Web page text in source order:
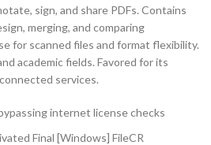
sign, and share PDFs. Contains
merging, and comparing
for scanned files and format flexibility.
academic fields. Favored for its
services.
internet license checks
Final [Windows] FileCR